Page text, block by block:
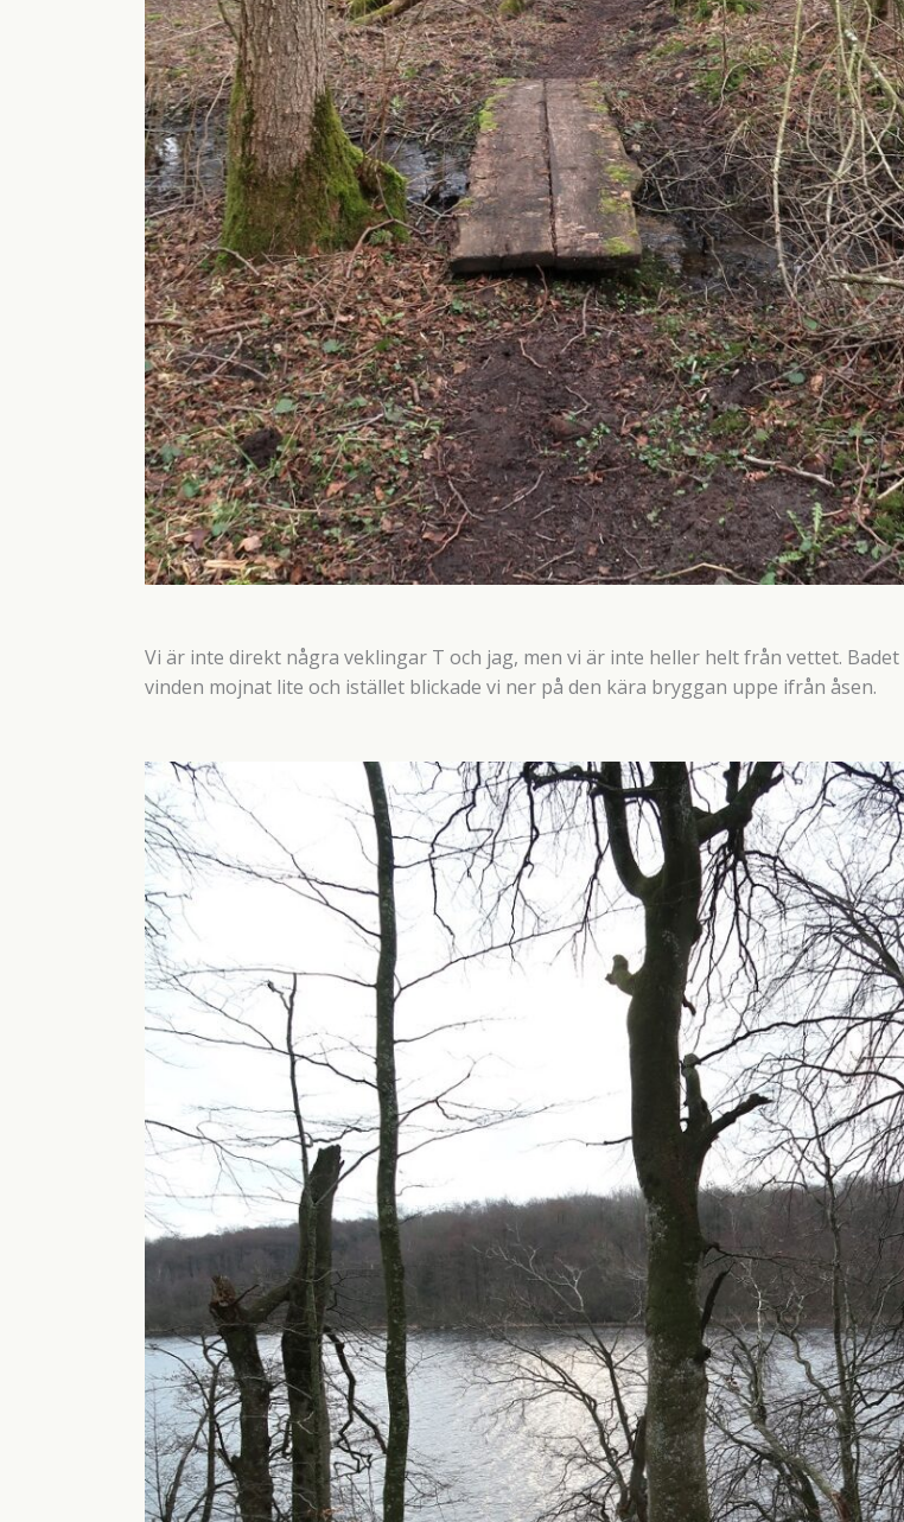
Vi är inte direkt några veklingar T och jag, men vi är inte heller helt från vettet. Badet
vinden mojnat lite och istället blickade vi ner på den kära bryggan uppe ifrån åsen.